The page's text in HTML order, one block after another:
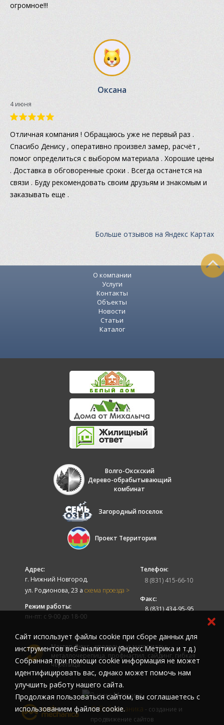
огромное!!!
Оксана
4 июня
Отличная компания ! Обращаюсь уже не первый раз .
Спасибо Денису , оперативно произвел замер, расчёт ,
помог определиться с выбором материала . Хорошие цены
. Доставка в обговоренные сроки . Всегда останется на
связи . Буду рекомендовать своим друзьям и знакомым и
заказывать еще .
Больше отзывов на Яндекс Картах
О компании
Услуги
Контакты
Объекты
Новости
Статьи
Каталог
Волго-Окскский
Дерево-обрабытывающий
комбинат
Загородный поселок
Проект Территория
Адрес:
г. Нижний Новгород,
ул. Родионова, 23 а схема проезда >
Режим работы:
пн-пт: с 9-00 до 18-00
Телефон:
8 (831) 415-66-10
Факс:
8 (831) 434-95-95
Мастер-Люкс - кровельные материалы:
металлочерепица, профнастил, сайдинг, гибкая
черепица
© Вебмеханика - создание и
продвижение сайтов
Cайт использует файлы cookie при сборе данных для
инструментов веб-аналитики (Яндекс.Метрика и т.д.)
Собранная при помощи cookie информация не может
идентифицировать вас, однако может помочь нам
улучшить работу нашего сайта.
Продолжая пользоваться сайтом, вы соглашаетесь с
использованием файлов cookie.